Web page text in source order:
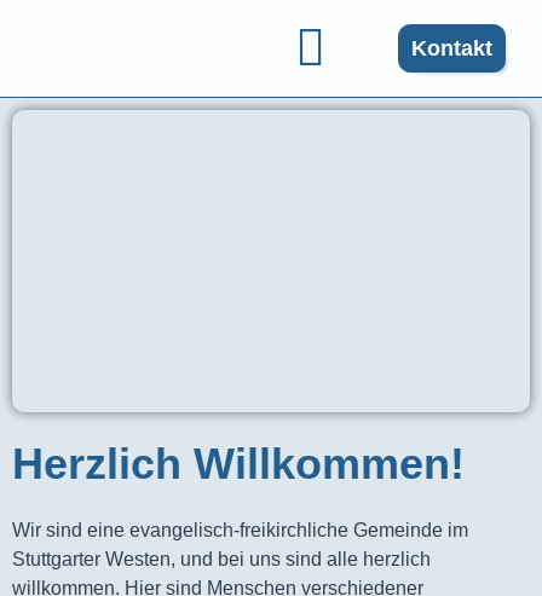
Kontakt
Herzlich Willkommen!
Wir sind eine evangelisch-freikirchliche Gemeinde im
Stuttgarter Westen, und bei uns sind alle herzlich
willkommen. Hier sind Menschen verschiedener